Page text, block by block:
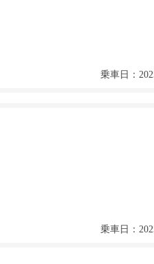
乗車日：
乗車日：